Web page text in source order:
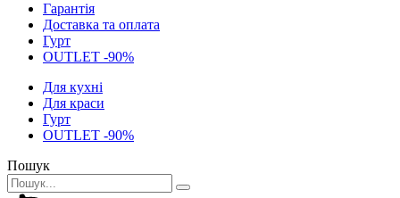
Гарантія
Доставка та оплата
Гурт
OUTLET -90%
Для кухні
Для краси
Гурт
OUTLET -90%
Пошук